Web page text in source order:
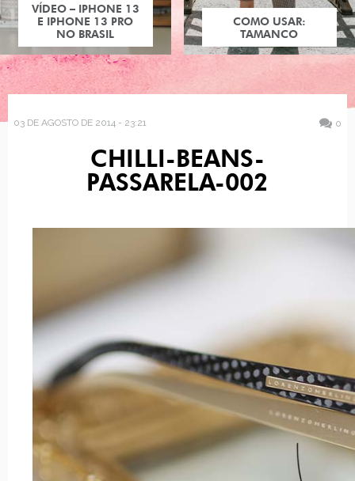
VÍDEO – IPHONE 13
E IPHONE 13 PRO
NO BRASIL
COMO USAR:
TAMANCO
03 DE AGOSTO DE 2014 - 23:21 0
CHILLI-BEANS-
PASSARELA-002